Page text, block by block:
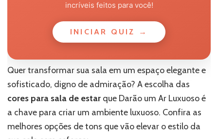
incríveis feitos para você!
INICIAR QUIZ →
Quer transformar sua sala em um espaço elegante e
sofisticado, digno de admiração? A escolha das
cores para sala de estar que Darão um Ar Luxuoso é
a chave para criar um ambiente luxuoso. Confira as
melhores opções de tons que vão elevar o estilo da